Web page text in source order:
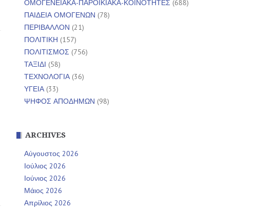
ΟΜΟΓΕΝΕΙΑΚΑ-ΠΑΡΟΙΚΙΑΚΑ-ΚΟΙΝΟΤΗΤΕΣ (688)
ΠΑΙΔΕΙΑ ΟΜΟΓΕΝΩΝ (78)
ΠΕΡΙΒΑΛΛΟΝ (21)
ΠΟΛΙΤΙΚΗ (157)
ΠΟΛΙΤΙΣΜΟΣ (756)
ΤΑΞΙΔΙ (58)
ΤΕΧΝΟΛΟΓΙΑ(36)
ΥΓΕΙΑ(33)
ΨΗΦΟΣ ΑΠΟΔΗΜΩΝ (98)
ARCHIVES
Αύγουστος 2026
Ιούλιος 2026
Ιούνιος 2026
Μάιος 2026
Απρίλιος 2026